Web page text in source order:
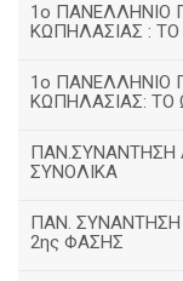
1ο ΠΑΝΕΛΛΗΝΙΟ
ΚΩΠΗΛΑΣΙΑΣ :
1o ΠΑΝΕΛΛΗΝΙΟ
ΚΩΠΗΛΑΣΙΑΣ: ΤΟ
ΠΑΝ.ΣΥΝΑΝΤΗΣΗ
ΣΥΝΟΛΙΚΑ
ΠΑΝ. ΣΥΝΑΝΤΗΣΗ
2ης ΦΑΣΗΣ